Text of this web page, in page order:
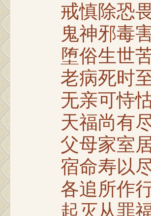
戒慎除恐
鬼神邪毒
堕俗生世
老病死时
无亲可恃
天福尚有
父母家室
宿命寿以
各追所作
起灭从罪